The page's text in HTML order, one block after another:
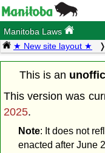
Manitoba Laws
★ New site layout ★
This is an
This version was
2025.
Note: It does not
enacted after June